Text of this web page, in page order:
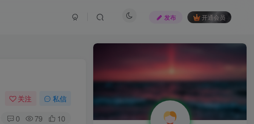
发布 开通会员
关注 私信
0 79 10